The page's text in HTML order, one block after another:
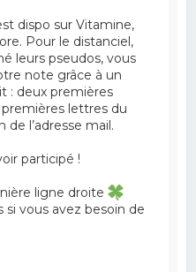
dispo sur Vitamine,
Pour le distanciel,
leurs pseudos, vous
note grâce à un
: deux premières
lettres du
l’adresse mail.
participé !
ligne droite
si vous avez besoin de